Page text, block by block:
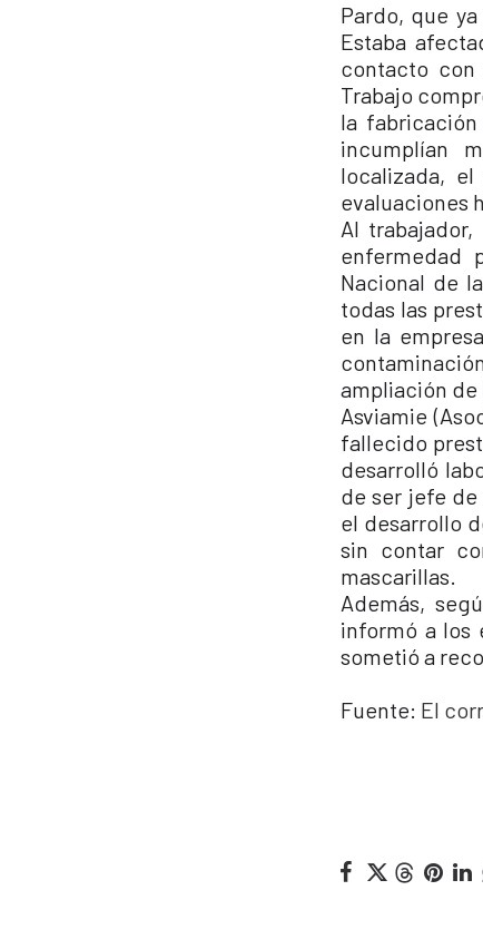
Pardo, que
Estaba
contacto
Trabajo
la
incumplían
localizada,
evaluaciones
Al
enfermedad
Nacional de
todas las
en la
ampliación de
Asviamie
fallecido
desarrolló
de ser jefe
el desarrollo
sin contar
mascarillas.
Además,
informó a los
sometió a
Fuente: El